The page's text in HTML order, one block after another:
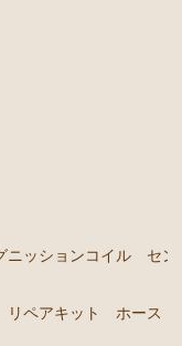
MZ21
ー リペアキッ
ッションコイル セン
リペアキット ホース